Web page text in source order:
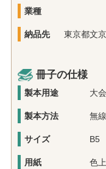
業種
納品先 東京都文
冊子の仕様
製本用途 大
製本方法 無
サイズ B5
用紙 色